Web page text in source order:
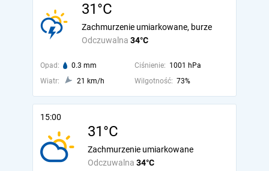
31°C
Odczuwalna 34°C
Zachmurzenie umiarkowane, burze
Opad: 0.3 mm Ciśnienie: 1001 hPa
Wiatr:
21 km/h Wilgotność: 73%
15:00
31°C
Odczuwalna 34°C
Zachmurzenie umiarkowane